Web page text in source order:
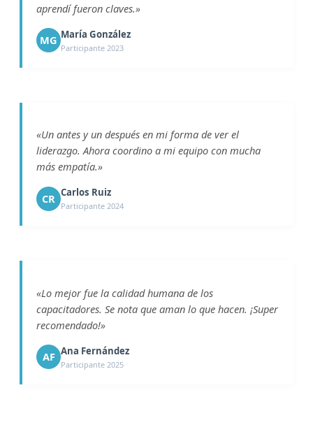
aprendí fueron claves.»
MG María González
Participante 2023
«Un antes y un después en mi forma de ver el
liderazgo. Ahora coordino a mi equipo con mucha
más empatía.»
CR Carlos Ruiz
Participante 2024
«Lo mejor fue la calidad humana de los
capacitadores. Se nota que aman lo que hacen. ¡Super
recomendado!»
AF Ana Fernández
Participante 2025